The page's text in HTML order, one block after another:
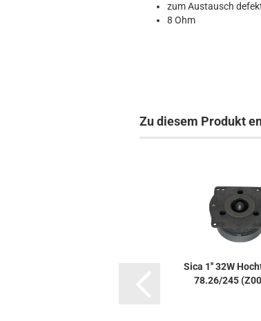
zum Austausch
8 Ohm
Zu diesem Produkt
Sica 1'' 32W
78.26/245